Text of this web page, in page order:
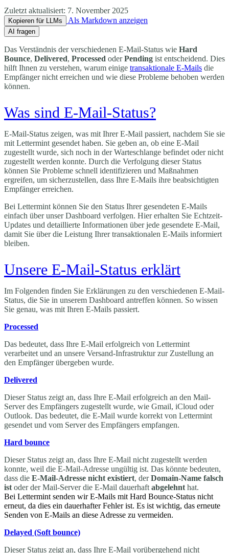
Zuletzt aktualisiert: 7. November 2025
Kopieren für LLMs Als Markdown anzeigen
AI fragen
Das Verständnis der verschiedenen E-Mail-Status wie Hard
Bounce, Delivered, Processed oderPending ist entscheidend. Dies
hilft Ihnen zu verstehen, warum einige transaktionale E-Mails die
Empfänger nicht erreichen und wie diese Probleme behoben werden
können.
Was sind E-Mail-Status?
E-Mail-Status zeigen, was mit Ihrer E-Mail passiert, nachdem Sie sie
mit Lettermint gesendet haben. Sie geben an, ob eine E-Mail
zugestellt wurde, sich noch in der Warteschlange befindet oder nicht
zugestellt werden konnte. Durch die Verfolgung dieser Status
können Sie Probleme schnell identifizieren und Maßnahmen
ergreifen, um sicherzustellen, dass Ihre E-Mails ihre beabsichtigten
Empfänger erreichen.
Bei Lettermint können Sie den Status Ihrer gesendeten E-Mails
einfach über unser Dashboard verfolgen. Hier erhalten Sie Echtzeit-
Updates und detaillierte Informationen über jede gesendete E-Mail,
damit Sie über die Leistung Ihrer transaktionalen E-Mails informiert
bleiben.
Unsere E-Mail-Status erklärt
Im Folgenden finden Sie Erklärungen zu den verschiedenen E-Mail-
Status, die Sie in unserem Dashboard antreffen können. So wissen
Sie genau, was mit Ihren E-Mails passiert.
Processed
Das bedeutet, dass Ihre E-Mail erfolgreich von Lettermint
verarbeitet und an unsere Versand-Infrastruktur zur Zustellung an
den Empfänger übergeben wurde.
Delivered
Dieser Status zeigt an, dass Ihre E-Mail erfolgreich an den Mail-
Server des Empfängers zugestellt wurde, wie Gmail, iCloud oder
Outlook. Das bedeutet, die E-Mail wurde korrekt von Lettermint
gesendet und vom Server des Empfängers empfangen.
Hard bounce
Dieser Status zeigt an, dass Ihre E-Mail nicht zugestellt werden
konnte, weil die E-Mail-Adresse ungültig ist. Das könnte bedeuten,
dass die E-Mail-Adresse nicht existiert, derDomain-Name falsch
ist oder der Mail-Server die E-Mail dauerhaft abgelehnt hat.
Bei Lettermint senden wir E-Mails mit Hard Bounce-Status nicht
erneut, da dies ein dauerhafter Fehler ist. Es ist wichtig, das erneute
Senden von E-Mails an diese Adresse zu vermeiden.
Delayed (Soft bounce)
Dieser Status zeigt an, dass Ihre E-Mail vorübergehend nicht